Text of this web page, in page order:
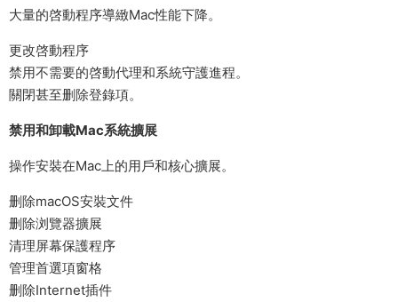
大量的啓動程序導緻Mac性能下降。
更改啓動程序
禁用不需要的啓動代理和系統守護進程。
關閉甚至删除登錄項。
禁用和卸載Mac系統擴展
操作安裝在Mac上的用戶和核心擴展。
删除macOS安裝文件
删除浏覽器擴展
清理屏幕保護程序
管理首選項窗格
删除Internet插件